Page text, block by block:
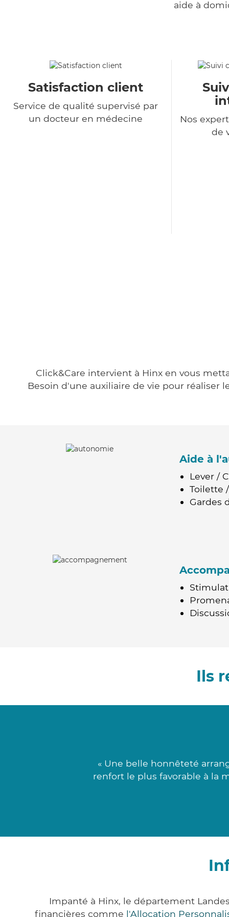
aide à
Satisfaction client
Service de qualité supervisé par
un docteur en médecine
Nos
de
Click&Care intervient à Hinx en vous
Besoin d'une auxiliaire de vie pour réaliser
Aide à
Lever /
Toilette
Gardes
Ils
« Une belle honnêteté
renfort le plus favorable à la
Impanté à Hinx, le département
financières comme l'Allocation